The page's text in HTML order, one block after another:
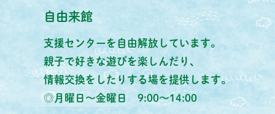
自由来館
支援センターを自由解放しています。
親子で好きな遊びを楽しんだり、
情報交換をしたりする場を提供します。
◎月曜日～金曜日 9:00～14:00